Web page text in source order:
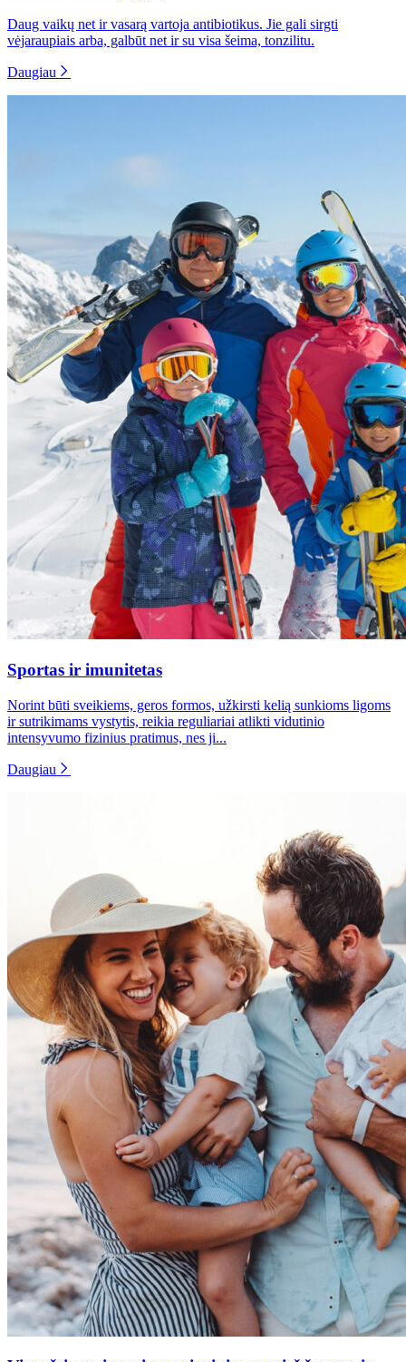
Daug vaikų net ir vasarą vartoja antibiotikus. Jie gali sirgti
vėjaraupiais arba, galbūt net ir su visa šeima, tonzilitu.
Daugiau
Sportas ir imunitetas
Norint būti sveikiems, geros formos, užkirsti kelią sunkioms ligoms
ir sutrikimams vystytis, reikia reguliariai atlikti vidutinio
intensyvumo fizinius pratimus, nes ji...
Daugiau